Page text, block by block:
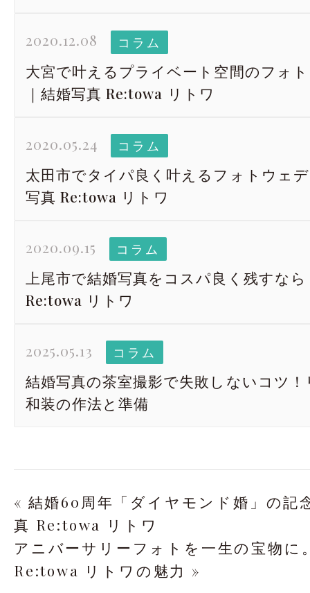
2020.12.08 コラム
大宮で叶えるプライベート空間のフォ
｜結婚写真 Re:towa リトワ
2020.05.24 コラム
太田市でタイパ良く叶えるフォトウェ
写真 Re:towa リトワ
2020.09.15 コラム
上尾市で結婚写真をコスパ良く残すな
Re:towa リトワ
2025.05.13 コラム
結婚写真の茶室撮影で失敗しないコツ
和装の作法と準備
« 結婚60周年「ダイヤモンド婚」の記
真 Re:towa リトワ
アニバーサリーフォトを一生の宝物に
Re:towa リトワの魅力 »